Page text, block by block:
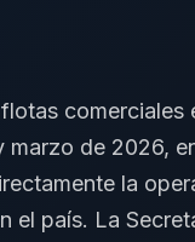
marzo de 2026,
la
el país. La